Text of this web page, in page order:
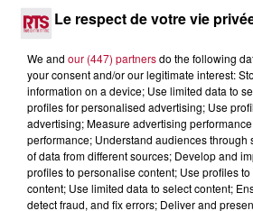
L'actu RTS dans le Sud
Le respect de votre vie
We and our (447) partnersdo the following
your consent and/or our legitimate interest:
information on a device; Use limited data to
profiles for personalised advertising; Use
advertising; Measure advertising
performance; Understand audiences through
of data from different sources; Develop and
profiles to personalise content; Use profiles
content; Use limited data to select content;
detect fraud, and fix errors; Deliver and